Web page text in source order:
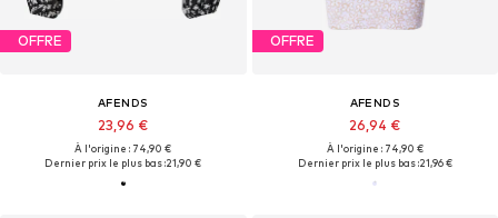
OFFRE
AFENDS
23,96 €
À l'origine : 74,90 €
Dernier prix le plus bas :21,90 €
OFFRE
AFENDS
26,94 €
À l'origine : 74,90 €
Dernier prix le plus bas :21,96 €